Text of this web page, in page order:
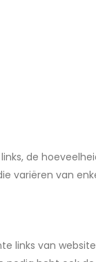
de
variëren van
links van